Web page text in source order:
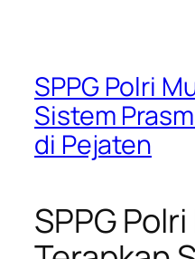
SPPG Polri
Sistem
di Pejaten
SPPG